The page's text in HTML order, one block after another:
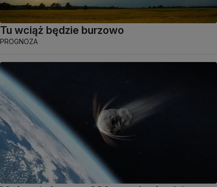
Tu wciąż będzie burzowo
PROGNOZA